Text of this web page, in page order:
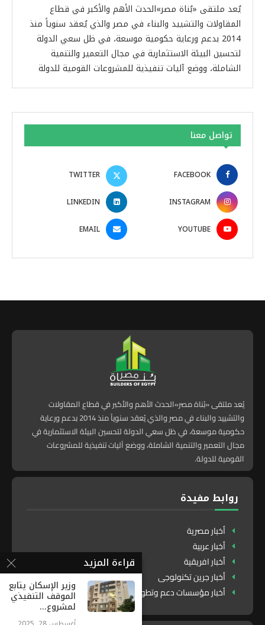
يُعد ملتقى «بُناة مصر»الحدث الأهم والأكبر في قطاع
المقاولات والتشييد والبناء في مصر والذي يُعقد سنوياً منذ
2014 بدعم ورعاية حكومية موسعة، في ظل سعي الدولة
لتحسين البيئة الاستثمارية في مجال التعمير والتنمية
الشاملة، ووضع آليات تنفيذية للمشروعات القومية للدولة
تواصل معنا
FACEBOOK
TWITTER
INSTAGRAM
LINKEDIN
YOUTUBE
EMAIL
يُعد ملتقى «بُناة مصر»الحدث الأهم والأكبر في قطاع المقاولات
والتشييد والبناء في مصر والذي يُعقد سنوياً منذ 2014 بدعم ورعاية
حكومية موسعة، في ظل سعي الدولة لتحسين البيئة الاستثمارية في
مجال التعمير والتنمية الشاملة، ووضع آليات تنفيذية للمشروعات
القومية للدولة.
روابط مفيدة
أخبار مصرية
أخبار عربية
أخبار افريقية
أخبار جرين تكنولوجى
أخبار مؤسسات دعم وتطوير
قراءة المزيد
وزير الإسكان يتابع
الموقف التنفيذي
لمشروع...